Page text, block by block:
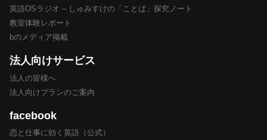
英語OSラジオ – しゅみすけの「ことば」探究ノート
教室体験レポート
bのメディア掲載
法人向けサービス
法人の皆様へ
法人向けプランのご案内
facebook
恋と仕事に効く英語（公式）